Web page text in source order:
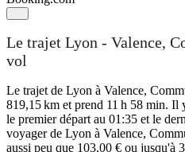
Le trajet Lyon - Valence,
vol
Le trajet de Lyon à Valence,
819,15 km et prend 11 h 58 min. Il
le premier départ au 01:35 et le
voyager de Lyon à Valence,
aussi peu que 103,00 € ou jusqu'à